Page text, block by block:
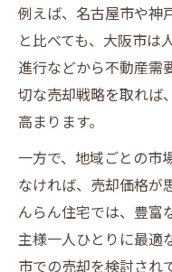
例えば、名古屋市や神
と比べても、大阪市は
進行などから不動産需
切な売却戦略を取れば
高まります。
一方で、地域ごとの市
なければ、売却価格が
んらん住宅では、豊富
主様一人ひとりに最適